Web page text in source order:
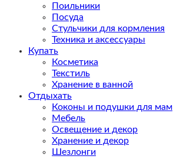
Поильники
Посуда
Стульчики для кормления
Техника и аксессуары
Купать
Косметика
Текстиль
Хранение в ванной
Отдыхать
Коконы и подушки для мам
Мебель
Освещение и декор
Хранение и декор
Шезлонги